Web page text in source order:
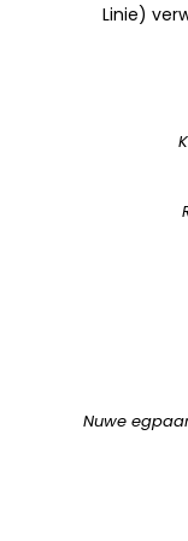
Linie)
Nuwe